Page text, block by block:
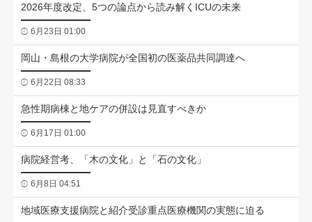
2026年度改定、5つの論点から読み解くICUの未来
6月23日 01:00
岡山・島根の大学病院が全国初の医薬品共同調達へ
6月22日 08:33
急性期病棟と地ケアの併設は見直すべきか
6月17日 01:00
病院経営考、「木の文化」と「石の文化」
6月8日 04:51
地域医療支援病院と紹介受診重点医療機関の実態に迫る